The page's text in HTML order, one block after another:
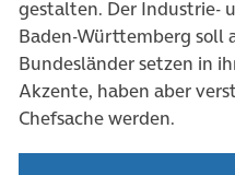
gestalten. Der Industrie-
Baden-Württemberg soll
Bundesländer setzen in
Akzente, haben aber
Chefsache werden.